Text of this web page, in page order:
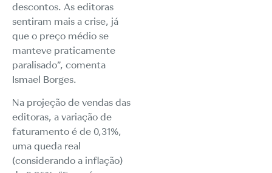
descontos. As editoras
sentiram mais a crise, já
que o preço médio se
manteve praticamente
paralisado”, comenta
Ismael Borges.
Na projeção de vendas das
editoras, a variação de
faturamento é de 0,31%,
uma queda real
(considerando a inflação)